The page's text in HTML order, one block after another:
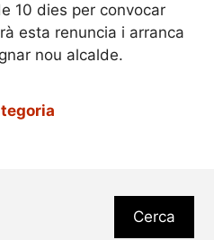
10 dies per convocar
esta renuncia i arranca
nou alcalde.
Cerca